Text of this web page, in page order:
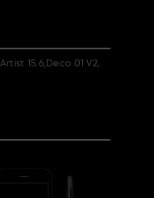
15.6,Deco 01 V2,